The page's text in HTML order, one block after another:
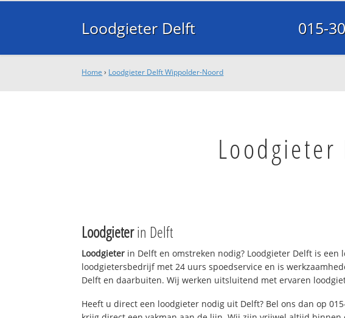
Loodgieter Delft 015-
Home › Loodgieter Delft Wippolder-Noord
Loodgieterin Delft
Loodgieter in Delft en omstreken nodig? Loodgieter Delft is een
loodgietersbedrijf met 24 uurs spoedservice en is
Delft en daarbuiten. Wij werken uitsluitend met ervaren
Heeft u direct een loodgieter nodig uit Delft? Bel ons dan op